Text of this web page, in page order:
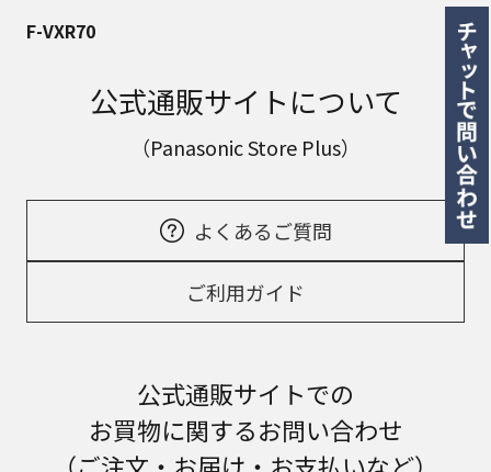
F-VXR70
公式通販サイトについて
（Panasonic Store Plus）
よくあるご質問
ご利用ガイド
公式通販サイトでの
お買物に関するお問い合わせ